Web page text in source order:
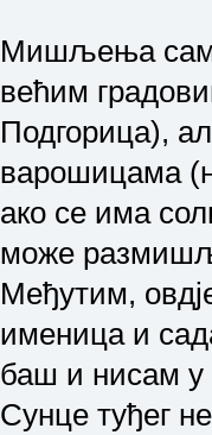
Мишљења сам
већим
Подгорица),
варошицама
ако се има
може
Међутим,
именица и
баш и нисам у
Сунце туђег